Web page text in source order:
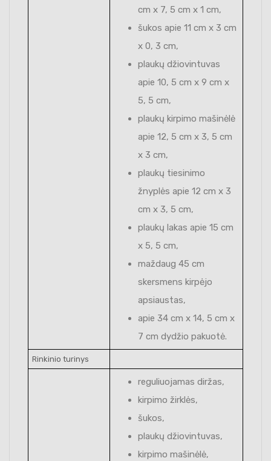
cm x 7, 5 cm x 1 cm,
šukos apie 11 cm x 3 cm
x 0, 3 cm,
plaukų džiovintuvas
apie 10, 5 cm x 9 cm x
5, 5 cm,
plaukų kirpimo mašinėlė
apie 12, 5 cm x 3, 5 cm
x 3 cm,
plaukų tiesinimo
žnyplės apie 12 cm x 3
cm x 3, 5 cm,
plaukų lakas apie 15 cm
x 5, 5 cm,
maždaug 45 cm
skersmens kirpėjo
apsiaustas,
apie 34 cm x 14, 5 cm x
7 cm dydžio pakuotė.
Rinkinio turinys
reguliuojamas diržas,
kirpimo žirklės,
šukos,
plaukų džiovintuvas,
kirpimo mašinėlė,